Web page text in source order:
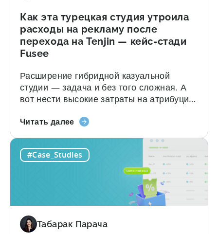
33%»
Как эта турецкая студия утроила
расходы на рекламу после
перехода на Tenjin — кейс-стади
Fusee
Расширение гибридной казуальной
студии — задача и без того сложная. А
вот нести высокие затраты на атрибуцию
скрытыми комиссиями — ещё сложнее.
Fusee — студия из Стамбула (Турция), на
счету которой более 150 млн загрузок, —
когда она расширяла масштабы
привлечения пользователей (UA) и
продолжала развивать собственную
публикацию игр. Вот краткая сводка их
впечатляющих результатов: О компании
Fusee...
Читать далее«Как
студия
перехода
#Case_Studies
Табарак Парача